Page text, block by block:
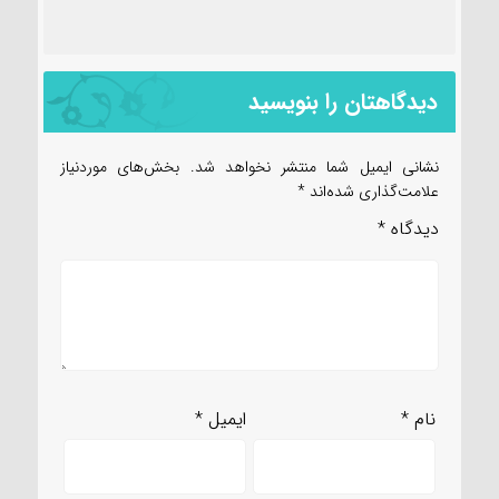
دیدگاهتان را بنویسید
نشانی ایمیل شما منتشر نخواهد شد. بخش‌های موردنیاز
علامت‌گذاری شده‌اند *
دیدگاه *
نام* ایمیل*